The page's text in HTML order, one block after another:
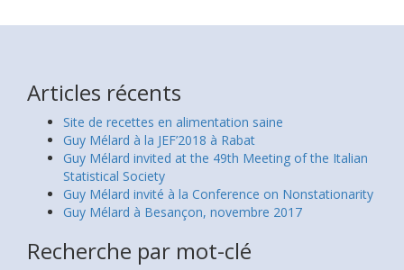
Articles récents
Site de recettes en alimentation saine
Guy Mélard à la JEF’2018 à Rabat
Guy Mélard invited at the 49th Meeting of the Italian
Statistical Society
Guy Mélard invité à la Conference on Nonstationarity
Guy Mélard à Besançon, novembre 2017
Recherche par mot-clé